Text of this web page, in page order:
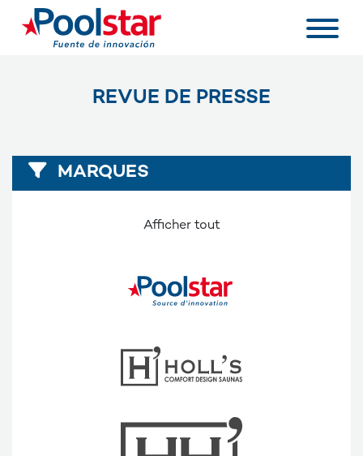
REVUE DE PRESSE
MARQUES
Afficher tout